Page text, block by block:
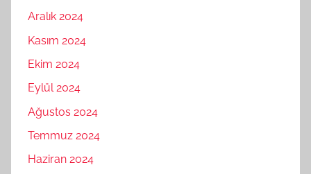
Aralık 2024
Kasım 2024
Ekim 2024
Eylül 2024
Ağustos 2024
Temmuz 2024
Haziran 2024